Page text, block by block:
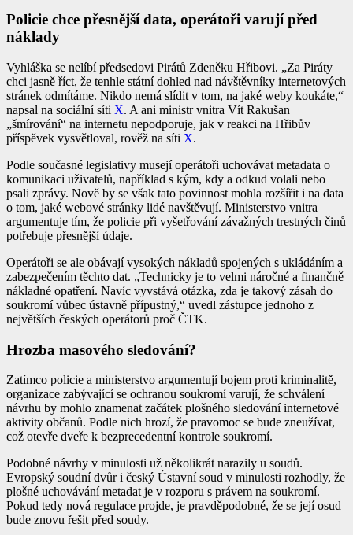
Policie chce přesnější data, operátoři varují před
náklady
Vyhláška se nelíbí předsedovi Pirátů Zdeněku Hřibovi. „Za Piráty
chci jasně říct, že tenhle státní dohled nad návštěvníky internetových
stránek odmítáme. Nikdo nemá slídit v tom, na jaké weby koukáte,“
napsal na sociální síti X. A ani ministr vnitra Vít Rakušan
„šmírování“ na internetu nepodporuje, jak v reakci na Hřibův
příspěvek vysvětloval, rověž na síti X.
Podle současné legislativy musejí operátoři uchovávat metadata o
komunikaci uživatelů, například s kým, kdy a odkud volali nebo
psali zprávy. Nově by se však tato povinnost mohla rozšířit i na data
o tom, jaké webové stránky lidé navštěvují. Ministerstvo vnitra
argumentuje tím, že policie při vyšetřování závažných trestných činů
potřebuje přesnější údaje.
Operátoři se ale obávají vysokých nákladů spojených s ukládáním a
zabezpečením těchto dat. „Technicky je to velmi náročné a finančně
nákladné opatření. Navíc vyvstává otázka, zda je takový zásah do
soukromí vůbec ústavně přípustný,“ uvedl zástupce jednoho z
největších českých operátorů proč ČTK.
Hrozba masového sledování?
Zatímco policie a ministerstvo argumentují bojem proti kriminalitě,
organizace zabývající se ochranou soukromí varují, že schválení
návrhu by mohlo znamenat začátek plošného sledování internetové
aktivity občanů. Podle nich hrozí, že pravomoc se bude zneužívat,
což otevře dveře k bezprecedentní kontrole soukromí.
Podobné návrhy v minulosti už několikrát narazily u soudů.
Evropský soudní dvůr i český Ústavní soud v minulosti rozhodly, že
plošné uchovávání metadat je v rozporu s právem na soukromí.
Pokud tedy nová regulace projde, je pravděpodobné, že se její osud
bude znovu řešit před soudy.